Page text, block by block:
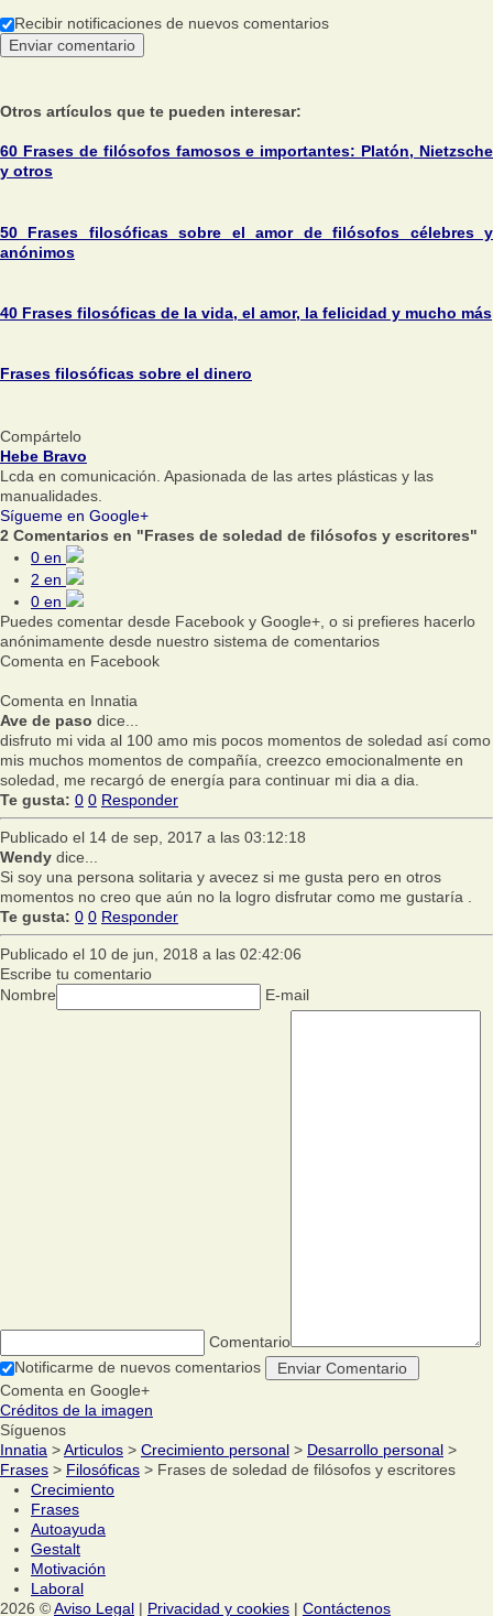
Recibir notificaciones de nuevos comentarios
Otros artículos que te pueden interesar:
60 Frases de filósofos famosos e importantes: Platón, Nietzsche
y otros
50 Frases filosóficas sobre el amor de filósofos célebres y
anónimos
40 Frases filosóficas de la vida, el amor, la felicidad y mucho más
Frases filosóficas sobre el dinero
Compártelo
Hebe Bravo
Lcda en comunicación. Apasionada de las artes plásticas y las
manualidades.
Sígueme en Google+
2 Comentarios en "Frases de soledad de filósofos y escritores"
0 en
2 en
0 en
Puedes comentar desde Facebook y Google+, o si prefieres hacerlo
anónimamente desde nuestro sistema de comentarios
Comenta en Facebook
Comenta en Innatia
Ave de paso dice...
disfruto mi vida al 100 amo mis pocos momentos de soledad así como
mis muchos momentos de compañía, creezco emocionalmente en
soledad, me recargó de energía para continuar mi dia a dia.
Te gusta: 0 0 Responder
Publicado el 14 de sep, 2017 a las 03:12:18
Wendy dice...
Si soy una persona solitaria y avecez si me gusta pero en otros
momentos no creo que aún no la logro disfrutar como me gustaría .
Te gusta: 0 0 Responder
Publicado el 10 de jun, 2018 a las 02:42:06
Escribe tu comentario
Nombre
E-mail
Comentario
Notificarme de nuevos comentarios
Comenta en Google+
Créditos de la imagen
Síguenos
Innatia >Articulos > Crecimiento personal > Desarrollo personal >
Frases > Filosóficas > Frases de soledad de filósofos y escritores
Crecimiento
Frases
Autoayuda
Gestalt
Motivación
Laboral
2026 ©Aviso Legal | Privacidad y cookies | Contáctenos